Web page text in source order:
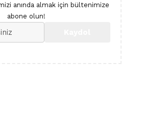
anında almak için bültenimize
abone olun!